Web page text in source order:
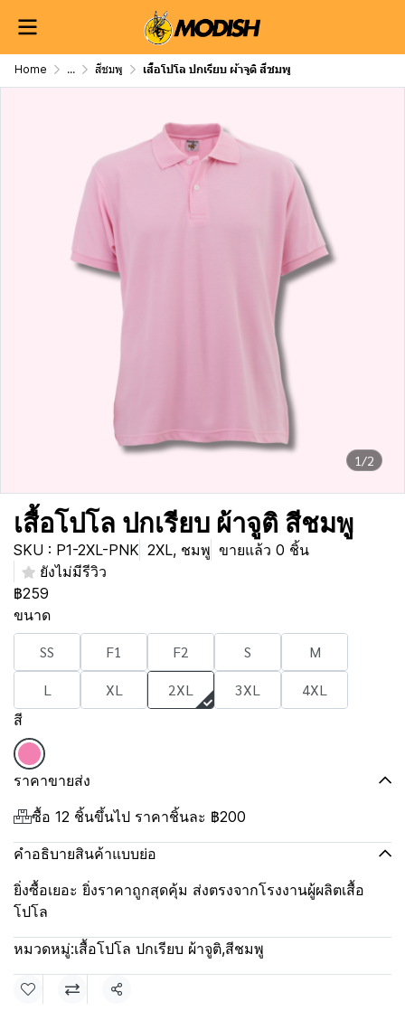
Home ... สีชมพู เสื้อโปโล ปกเรียบ ผ้าจูติ สีชมพู
1/2
เสื้อโปโล ปกเรียบ ผ้าจูติ สีชมพู
SKU : P1-2XL-PNK 2XL, ชมพู ขายแล้ว 0 ชิ้น
ยังไม่มีรีวิว
฿259
ขนาด
SS F1 F2 S
M
L
XL 2XL 3XL 4XL
สี
ราคาขายส่ง
ซื้อ 12 ชิ้นขึ้นไป ราคาชิ้นละ ฿200
คำอธิบายสินค้าแบบย่อ
ยิ่งซื้อเยอะ ยิ่งราคาถูกสุดคุ้ม ส่งตรงจากโรงงานผู้ผลิตเสื้อ
โปโล
หมวดหมู่:เสื้อโปโล ปกเรียบ ผ้าจูติ,สีชมพู
แชร์